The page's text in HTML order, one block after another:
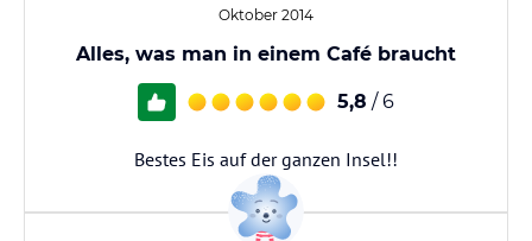
Oktober 2014
Alles, was man in einem Café braucht
5,8 / 6
Bestes Eis auf der ganzen Insel!!